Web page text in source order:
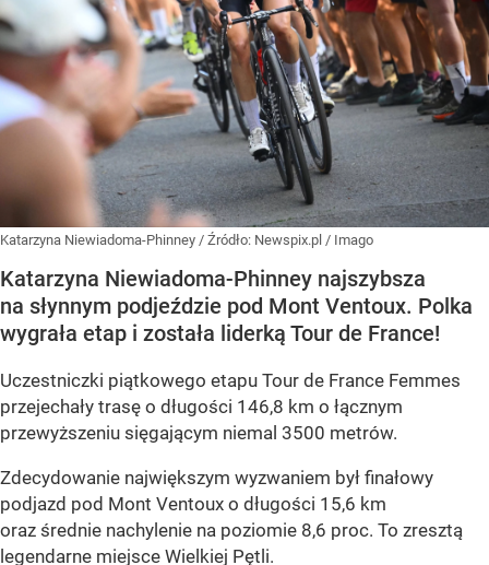
Katarzyna Niewiadoma-Phinney / Źródło: Newspix.pl / Imago
Katarzyna Niewiadoma-Phinney najszybsza
na słynnym podjeździe pod Mont Ventoux. Polka
wygrała etap i została liderką Tour de France!
Uczestniczki piątkowego etapu Tour de France Femmes
przejechały trasę o długości 146,8 km o łącznym
przewyższeniu sięgającym niemal 3500 metrów.
Zdecydowanie największym wyzwaniem był finałowy
podjazd pod Mont Ventoux o długości 15,6 km
oraz średnie nachylenie na poziomie 8,6 proc. To zresztą
legendarne miejsce Wielkiej Pętli.